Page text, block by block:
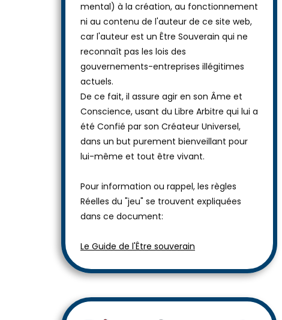
mental) à la création, au fonctionnement
ni au contenu de l'auteur de ce site web,
car l'auteur est un Être Souverain qui ne
reconnaît pas les lois des
gouvernements-entreprises illégitimes
actuels.
De ce fait, il assure agir en son Âme et
Conscience, usant du Libre Arbitre qui lui a
été Confié par son Créateur Universel,
dans un but purement bienveillant pour
lui-même et tout être vivant.
Pour information ou rappel, les règles
Réelles du "jeu" se trouvent expliquées
dans ce document:
Le Guide de l'Être souverain